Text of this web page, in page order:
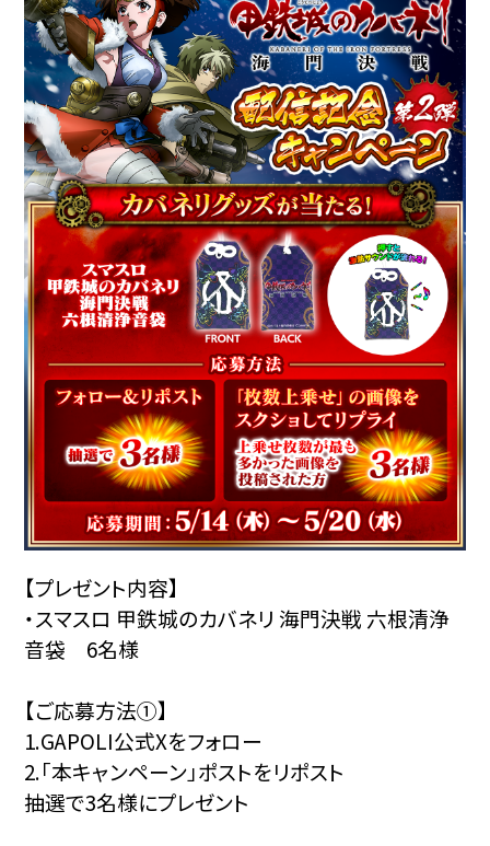
【プレゼント内容】
・スマスロ 甲鉄城のカバネリ 海門決戦 六根清浄
音袋 6名様
【ご応募方法①】
1.GAPOLI公式Xをフォロー
2.「本キャンペーン」ポストをリポスト
抽選で3名様にプレゼント